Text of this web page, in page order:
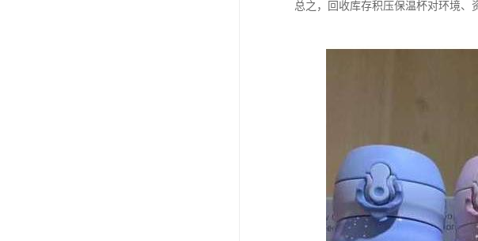
总之，回收库存积压保温杯对环境、